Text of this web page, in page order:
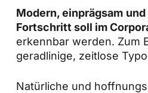
Modern, einprägsam
Fortschritt soll im
erkennbar werden. Zum
geradlinige, zeitlose
Natürliche und